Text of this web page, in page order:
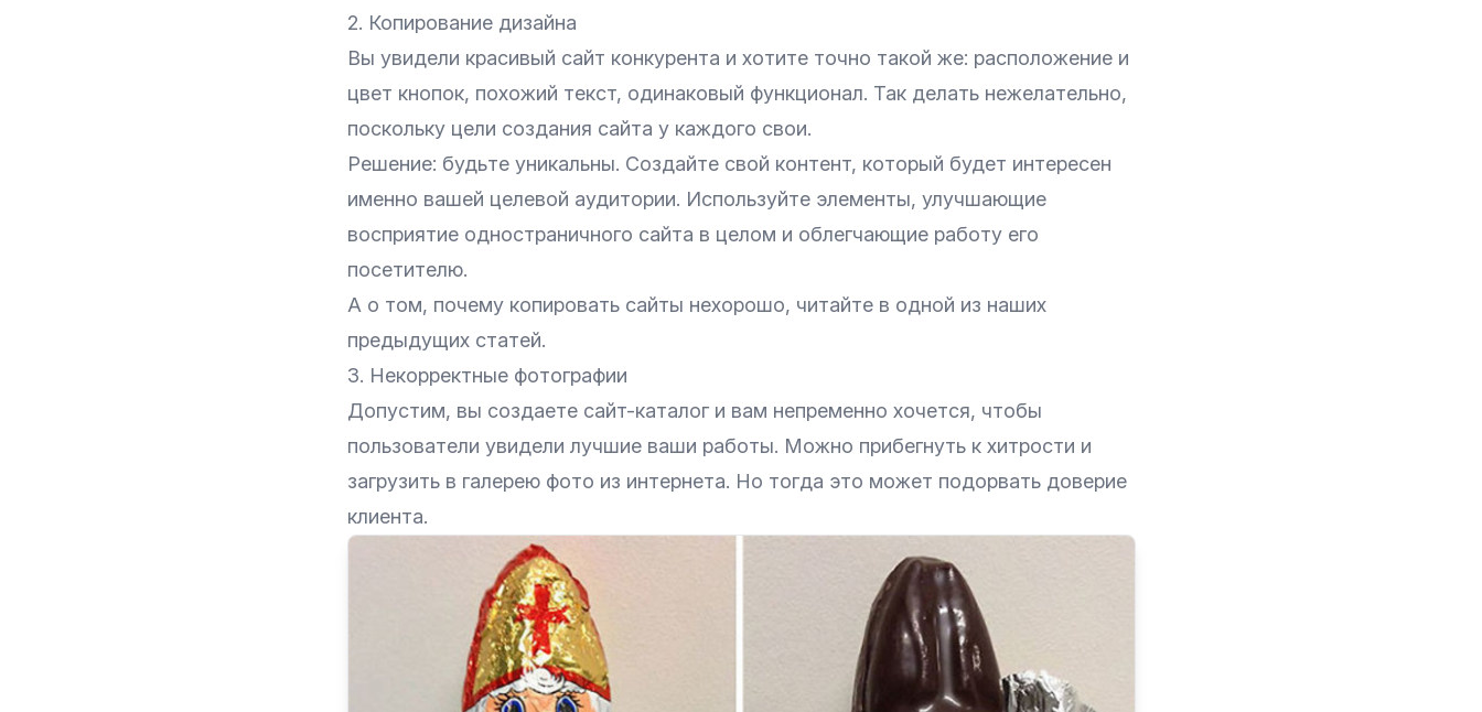
2. Копирование дизайна
Вы увидели красивый сайт конкурента и хотите точно такой же: расположение и
цвет кнопок, похожий текст, одинаковый функционал. Так делать нежелательно,
поскольку цели создания сайта у каждого свои.
Решение: будьте уникальны. Создайте свой контент, который будет интересен
именно вашей целевой аудитории. Используйте элементы, улучшающие
восприятие одностраничного сайта в целом и облегчающие работу его
посетителю.
А о том, почему копировать сайты нехорошо, читайте в одной из наших
предыдущих статей.
3. Некорректные фотографии
Допустим, вы создаете сайт-каталог и вам непременно хочется, чтобы
пользователи увидели лучшие ваши работы. Можно прибегнуть к хитрости и
загрузить в галерею фото из интернета. Но тогда это может подорвать доверие
клиента.